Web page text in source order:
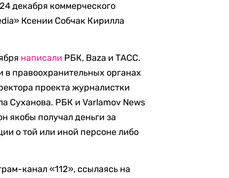
декабря коммерческого
Ксении Собчак Кирилла
написали РБК, Baza и ТАСС.
правоохранительных органах
проекта журналистки
Суханова. РБК и Varlamov News
якобы получал деньги за
о той или иной персоне либо
канал «112», ссылаясь на